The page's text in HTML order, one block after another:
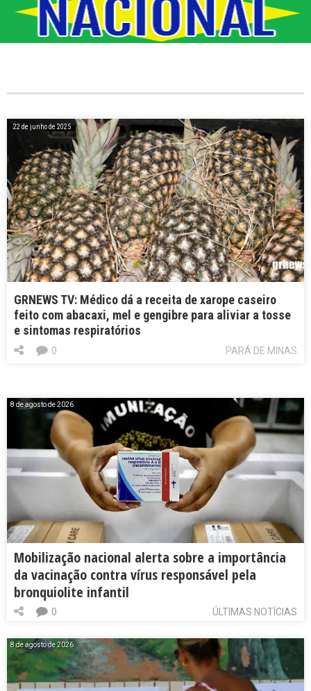
22 de junho de 2025
GRNEWS TV: Médico dá a receita de xarope caseiro
feito com abacaxi, mel e gengibre para aliviar a tosse
e sintomas respiratórios
PARÁ DE MINAS
0
8 de agosto de 2026
Mobilização nacional alerta sobre a importância
da vacinação contra vírus responsável pela
bronquiolite infantil
ÚLTIMAS NOTÍCIAS
0
8 de agosto de 2026